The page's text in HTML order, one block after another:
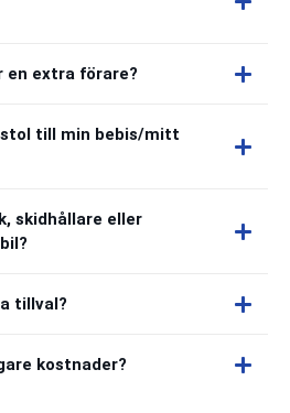
en extra förare?
till min bebis/mitt
skidhållare eller
tillval?
kostnader?